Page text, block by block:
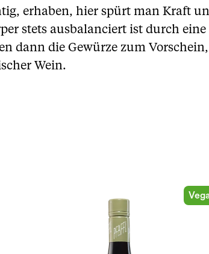
erhaben, hier spürt man Kraft
stets ausbalanciert ist durch
dann die Gewürze zum
Wein.